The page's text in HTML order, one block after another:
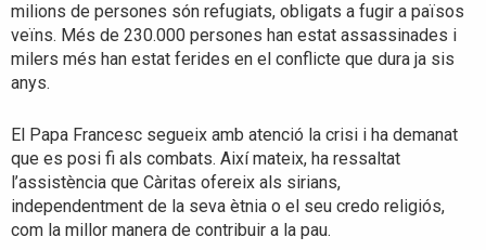
milions de persones són refugiats, obligats a fugir a països
veïns. Més de 230.000 persones han estat assassinades i
milers més han estat ferides en el conflicte que dura ja sis
anys.
El Papa Francesc segueix amb atenció la crisi i ha demanat
que es posi fi als combats. Així mateix, ha ressaltat
l’assistència que Càritas ofereix als sirians,
independentment de la seva ètnia o el seu credo religiós,
com la millor manera de contribuir a la pau.